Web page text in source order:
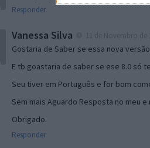
Responder
Vanessa Silva
Gostaria de Saber se essa nova
E tb goastaria de saber se ese 8.0 só
Seu tiver em Português e for bom
Sem mais Aguardo Resposta no meu e
Obrigado.
Responder